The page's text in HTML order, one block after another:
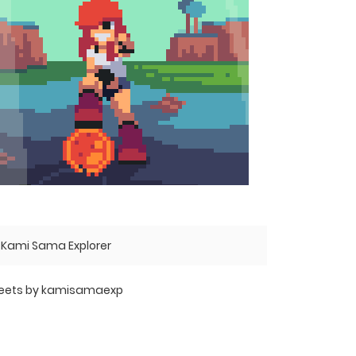
Kami Sama Explorer
by kamisamaexp